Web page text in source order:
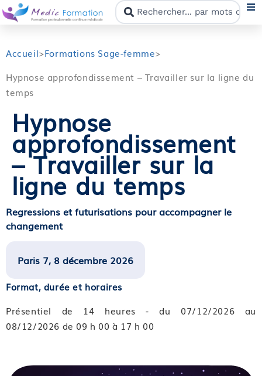
Accueil>Formations Sage-femme>
Hypnose approfondissement – Travailler sur la ligne du
temps
Hypnose
approfondissement
– Travailler sur la
ligne du temps
Regressions et futurisations pour accompagner le
changement
Paris 7, 8 décembre 2026
Format, durée et horaires
Présentiel de 14 heures - du 07/12/2026 au
08/12/2026 de 09 h 00 à 17 h 00